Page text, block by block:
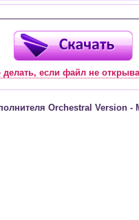
).
бас-гитары, банджо и
создании табулатуры
клавишных и других
его к нотам дорожек с
аккордов для гитары;
MIDI, ASCII, MusicXML, WAV,
Power Tab (.ptb), TablEdit (.tef)
и панель ударных
создание и
делать, если файл не
Orchestral Version -